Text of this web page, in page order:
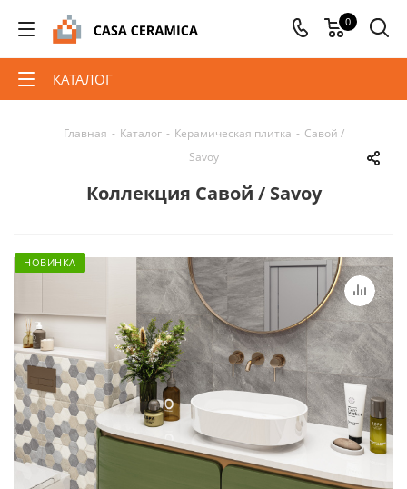
0
КАТАЛОГ
Главная - Каталог - Керамическая плитка - Савой /
Savoy
Коллекция Савой / Savoy
НОВИНКА